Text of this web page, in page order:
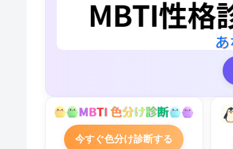
今すぐ色分け診断する